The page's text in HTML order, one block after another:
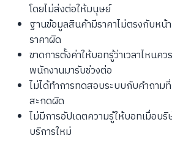
โดยไม่ส่งต่อให้มนุษย์
ฐานข้อมูลสินค้ามีราคาไม่ตรงกับหน้
ราคาผิด
ขาดการตั้งค่าให้บอทรู้ว่าเวลาไหนค
พนักงานมารับช่วงต่อ
ไม่ได้ทำการทดสอบระบบกับคำถาม
สะกดผิด
ไม่มีการอัปเดตความรู้ให้บอทเมื่อบ
บริการใหม่